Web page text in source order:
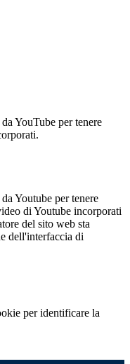
YouTube per tenere
Youtube per tenere
di Youtube incorporati
del sito web sta
dell'interfaccia di
per identificare la